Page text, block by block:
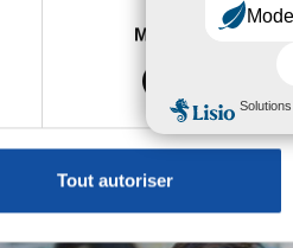
à plusieurs mètres près
reportez-vous à lasection «
déclaration sur les cookies.
Marketing
Tout autoriser
cancer